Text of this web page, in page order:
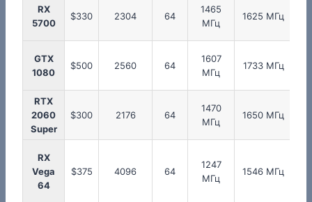
RX
5700
$330 2304 64
1465
МГц
1625 МГц
GTX
1080
$500 2560 64
1607
МГц
1733 МГц
RTX
2060
Super
$300 2176 64
1470
МГц
1650 МГц
RX
Vega
64
$375 4096 64
1247
МГц
1546 МГц